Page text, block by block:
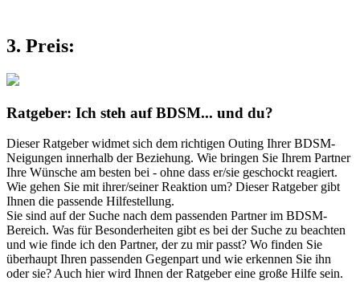
3. Preis:
Ratgeber: Ich steh auf BDSM... und du?
Dieser Ratgeber widmet sich dem richtigen Outing Ihrer BDSM-
Neigungen innerhalb der Beziehung. Wie bringen Sie Ihrem Partner
Ihre Wünsche am besten bei - ohne dass er/sie geschockt reagiert.
Wie gehen Sie mit ihrer/seiner Reaktion um? Dieser Ratgeber gibt
Ihnen die passende Hilfestellung.
Sie sind auf der Suche nach dem passenden Partner im BDSM-
Bereich. Was für Besonderheiten gibt es bei der Suche zu beachten
und wie finde ich den Partner, der zu mir passt? Wo finden Sie
überhaupt Ihren passenden Gegenpart und wie erkennen Sie ihn
oder sie? Auch hier wird Ihnen der Ratgeber eine große Hilfe sein.